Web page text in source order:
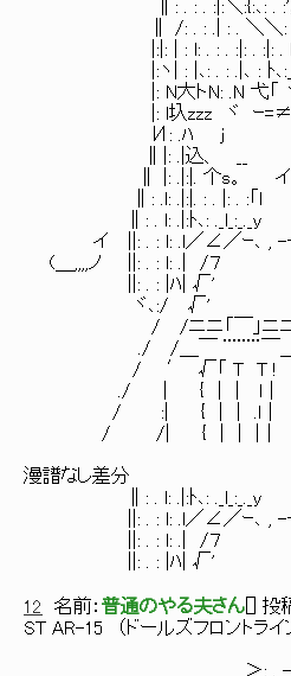
∥: . : . :|:＼:{:､: . :'，:
∥ /: . : .| : . ＼＼: ',: . l:
|:|: | : l: . : . :|: . :|: . l:|:
|:ヽ| : |､: . : .|､ : ﾄ､:_」:
|: N大トN: .N 弋「 ヾ|: .
|: l圦zzz ヾ ｰ=≠ |: . |
И: .ﾊ j |: . lイ .
∥|: .|込、 __ |: . |
∥ |: .|:|. 个s。 イ :|: . |
∥: .l: .|:|. : . |: . :「l |: .
∥: . l: .|:ﾄ､: ._l_:_._y |: /
イ ||: . : l: .l／∠／ｰ､ , -
(＿,,,,ノ ||: . : l:
||: . : |ﾊ|
ヾ､:/ √'
/ /ニニ「￣」ニニ
./ /＿￣ ¨¨¨¨￣＿
/ ′ √「 T T ! ｀'
./ | { | | l│ ./
/ :| { | | .l│ / ///
/ /| { | | |│ / ///
漫譜なし差分
∥: . l: .|:ﾄ､: ._l_:_._y |: /
||: . : l: .l／∠／ｰ､ , -
||: . : l: .| /
||: . : |ﾊ|
12 名前： 普通のやる夫さん ] 投
ST AR-15 （ドールズフロントライ
＞: . -_-_-_-_-_-_-_-_-